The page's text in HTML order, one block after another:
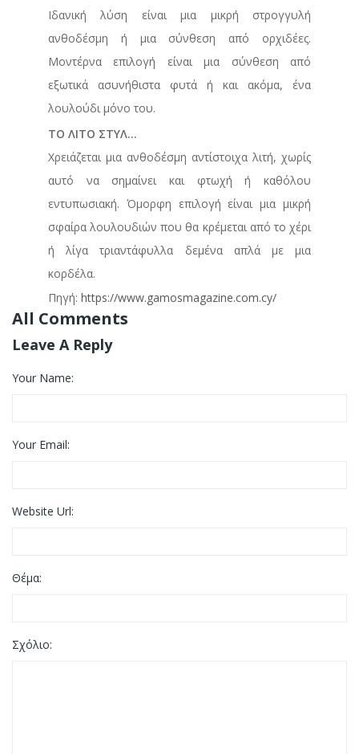
Ιδανική λύση είναι μια μικρή στρογγυλή
ανθοδέσμη ή μια σύνθεση από ορχιδέες.
Μοντέρνα επιλογή είναι μια σύνθεση από
εξωτικά ασυνήθιστα φυτά ή και ακόμα, ένα
λουλούδι μόνο του.
ΤΟ ΛΙΤΟ ΣΤΥΛ...
Χρειάζεται μια ανθοδέσμη αντίστοιχα λιτή, χωρίς
αυτό να σημαίνει και φτωχή ή καθόλου
εντυπωσιακή. Όμορφη επιλογή είναι μια μικρή
σφαίρα λουλουδιών που θα κρέμεται από το χέρι
ή λίγα τριαντάφυλλα δεμένα απλά με μια
κορδέλα.
Πηγή: https://www.gamosmagazine.com.cy/
All Comments
Leave A Reply
Your Name:
Your Email:
Website Url:
Θέμα:
Σχόλιο: